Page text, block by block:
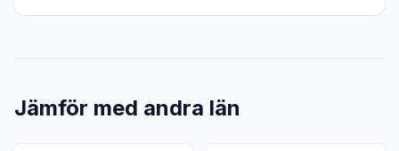
Jämför med andra län